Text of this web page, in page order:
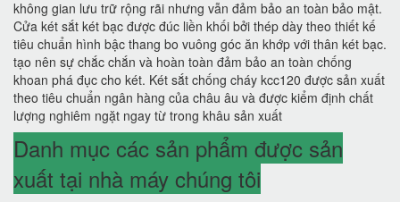
không gian lưu trữ rộng rãi nhưng vẫn đảm bảo an toàn bảo mật.
Cửa két sắt két bạc được đúc liền khối bởi thép dày theo thiết kế
tiêu chuẩn hình bậc thang bo vuông góc ăn khớp với thân két bạc.
tạo nên sự chắc chắn và hoàn toàn đảm bảo an toàn chống
khoan phá đục cho két. Két sắt chống cháy kcc120 được sản xuất
theo tiêu chuẩn ngân hàng của châu âu và được kiểm định chất
lượng nghiêm ngặt ngay từ trong khâu sản xuất
Danh mục các sản phẩm được sản
xuất tại nhà máy chúng tôi